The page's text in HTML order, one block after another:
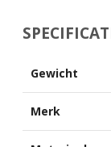
Gewicht
Merk